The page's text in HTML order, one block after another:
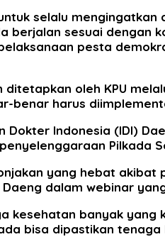
selalu
berjalan sesuai dengan
pesta
oleh KPU
benar harus
Dokter Indonesia (IDI)
Pilkada
yang hebat
dalam webinar
kesehatan banyak
bisa dipastikan